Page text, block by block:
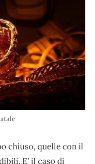
chiuso, quelle con il
E’ il caso di